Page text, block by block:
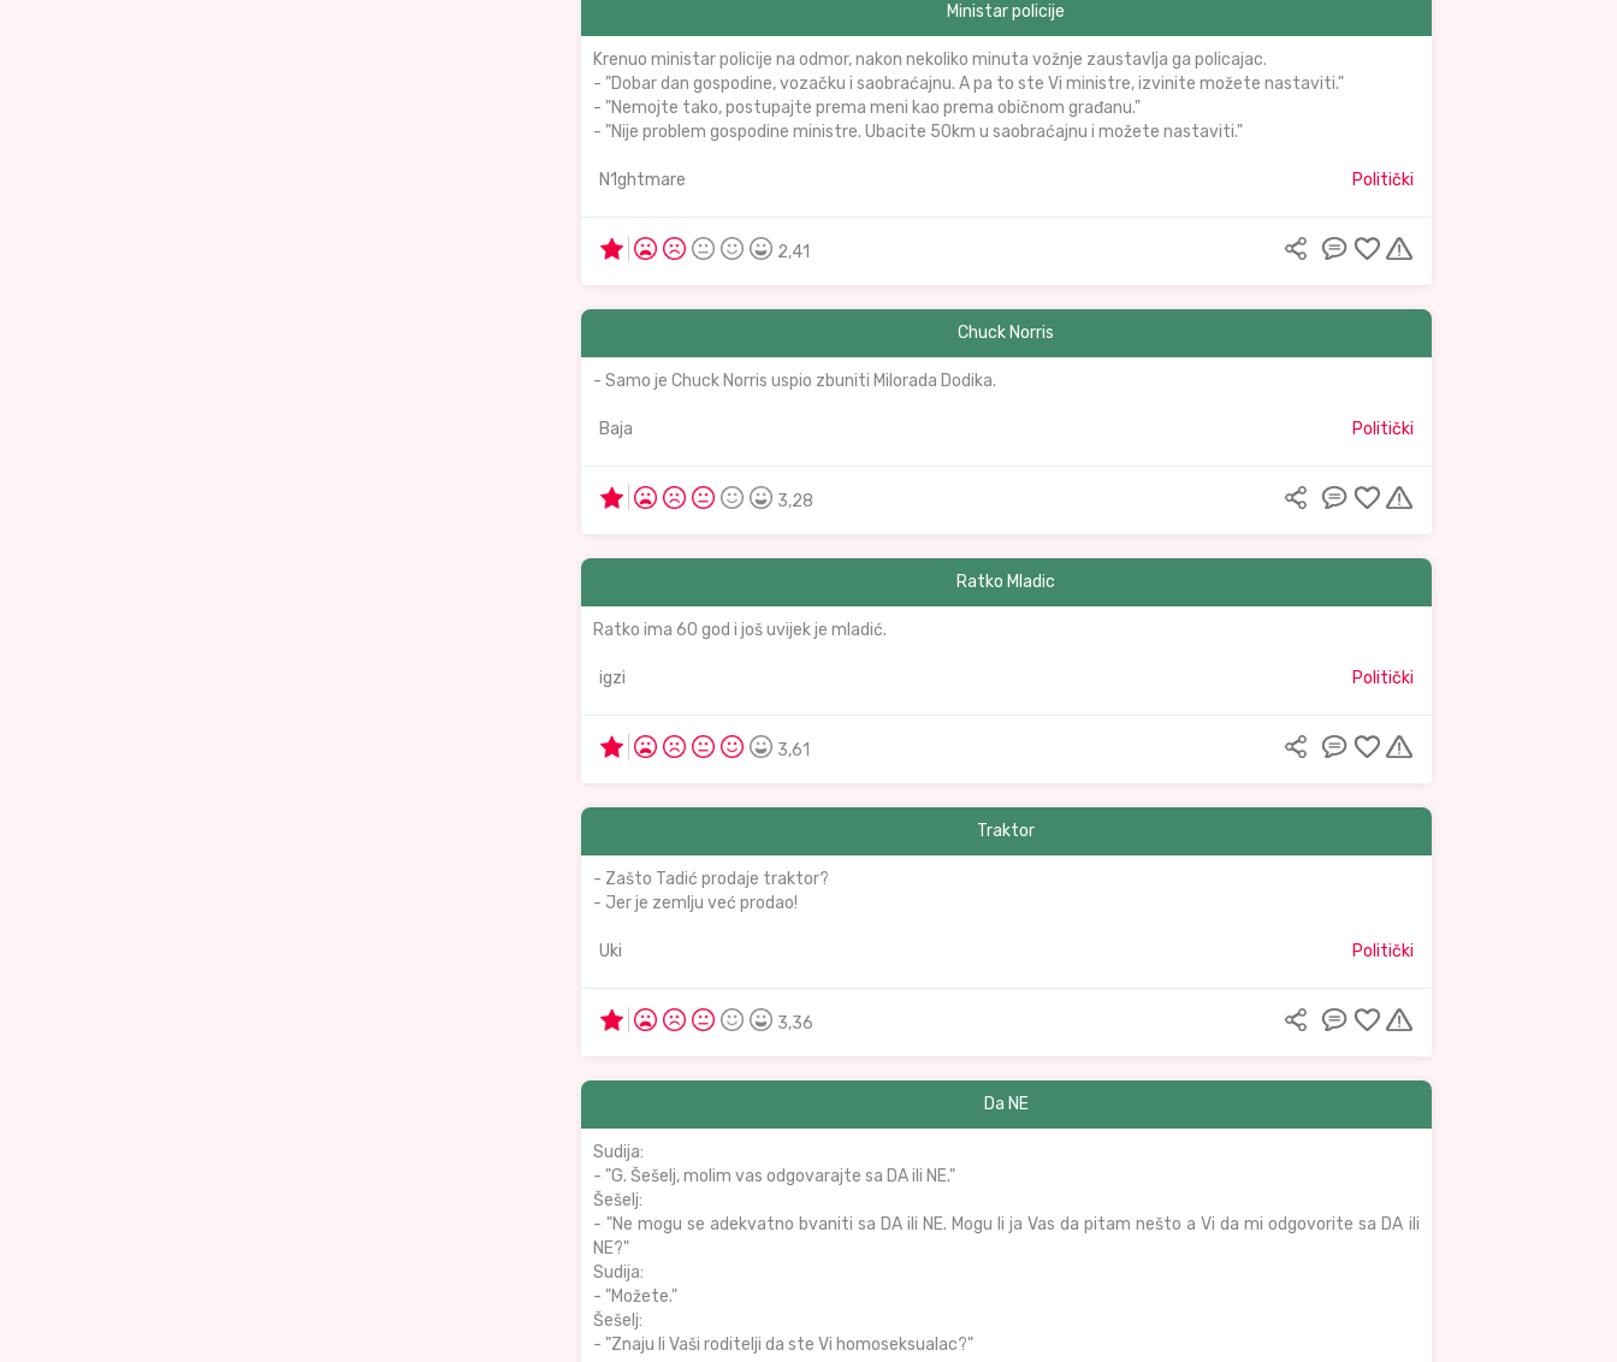
Ministar policije
Krenuo ministar policije na odmor, nakon nekoliko minuta vožnje zaustavlja ga policajac.
- "Dobar dan gospodine, vozačku i saobraćajnu. A pa to ste Vi ministre, izvinite možete nastaviti."
- "Nemojte tako, postupajte prema meni kao prema običnom građanu."
- "Nije problem gospodine ministre. Ubacite 50km u saobraćajnu i možete nastaviti."
N1ghtmare Politički
2,41
Chuck Norris
- Samo je Chuck Norris uspio zbuniti Milorada Dodika.
Baja Politički
3,28
Ratko Mladic
Ratko ima 60 god i još uvijek je mladić.
igzi Politički
3,61
Traktor
- Zašto Tadić prodaje traktor?
- Jer je zemlju već prodao!
Uki Politički
3,36
Da NE
Sudija:
- "G. Šešelj, molim vas odgovarajte sa DA ili NE."
Šešelj:
- "Ne mogu se adekvatno bvaniti sa DA ili NE. Mogu li ja Vas da pitam nešto a Vi da mi odgovorite sa DA ili
NE?"
Sudija:
- "Možete."
Šešelj:
- "Znaju li Vaši roditelji da ste Vi homoseksualac?"